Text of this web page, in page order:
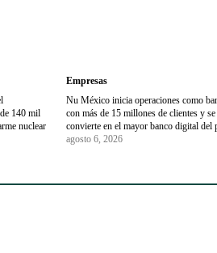
140 mil
nuclear
Empresas
Nu México inicia operaciones como
con más de 15 millones de clientes y se
convierte en el mayor banco digital del
agosto 6, 2026